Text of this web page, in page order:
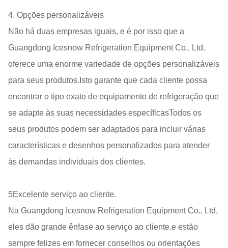
4. Opções personalizáveis
Não há duas empresas iguais, e é por isso que a
Guangdong Icesnow Refrigeration Equipment Co., Ltd.
oferece uma enorme variedade de opções personalizáveis
para seus produtos.Isto garante que cada cliente possa
encontrar o tipo exato de equipamento de refrigeração que
se adapte às suas necessidades específicasTodos os
seus produtos podem ser adaptados para incluir várias
características e desenhos personalizados para atender
às demandas individuais dos clientes.
5Excelente serviço ao cliente.
Na Guangdong Icesnow Refrigeration Equipment Co., Ltd,
eles dão grande ênfase ao serviço ao cliente.e estão
sempre felizes em fornecer conselhos ou orientações